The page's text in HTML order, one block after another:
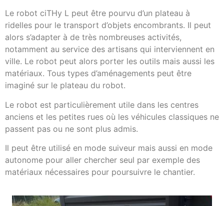
Le robot ciTHy L peut être pourvu d’un plateau à
ridelles pour le transport d’objets encombrants. Il peut
alors s’adapter à de très nombreuses activités,
notamment au service des artisans qui interviennent en
ville. Le robot peut alors porter les outils mais aussi les
matériaux. Tous types d’aménagements peut être
imaginé sur le plateau du robot.
Le robot est particulièrement utile dans les centres
anciens et les petites rues où les véhicules classiques ne
passent pas ou ne sont plus admis.
Il peut être utilisé en mode suiveur mais aussi en mode
autonome pour aller chercher seul par exemple des
matériaux nécessaires pour poursuivre le chantier.